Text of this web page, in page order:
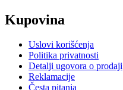
Kupovina
Uslovi korišćenja
Politika privatnosti
Detalji ugovora o prodaji
Reklamacije
Česta pitanja